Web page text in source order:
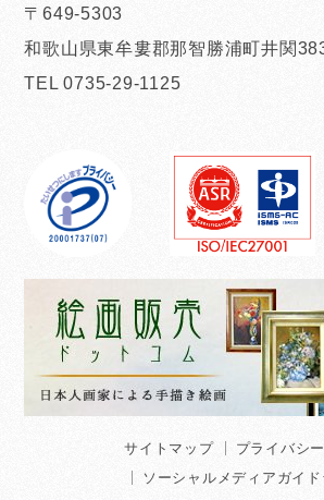
〒649-5303
和歌山県東牟婁郡那智勝浦町井関
TEL 0735-29-1125
サイトマップ
プライバシ
ソーシャルメディアガイ